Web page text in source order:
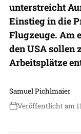
unterstreicht
Einstieg in die
Flugzeuge. Am
den USA sollen
Arbeitsplätze
Samuel Pichlmaier
Veröffentlicht am